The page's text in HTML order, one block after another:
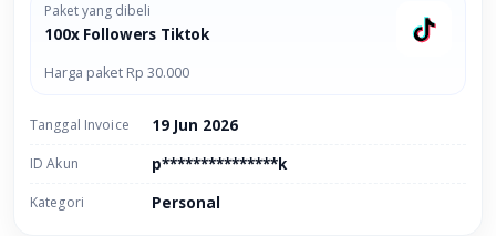
Paket yang dibeli
100x Followers Tiktok
Harga paket Rp 30.000
Tanggal Invoice 19 Jun 2026
ID Akun p***************k
Kategori Personal